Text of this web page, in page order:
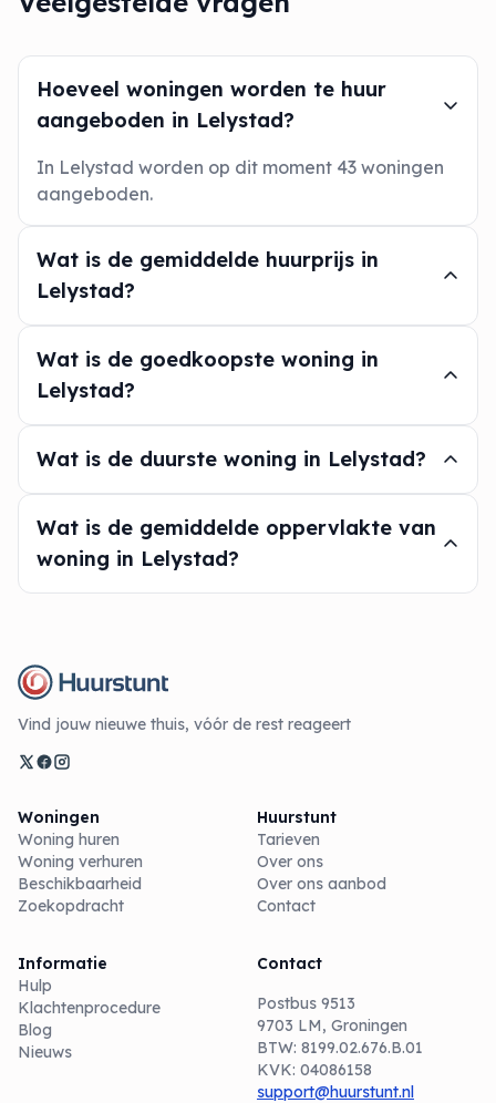
Hoeveel woningen worden te huur
aangeboden in Lelystad?
In Lelystad worden op dit moment 43 woningen
aangeboden.
Wat is de gemiddelde huurprijs in
Lelystad?
Wat is de goedkoopste woning in
Lelystad?
Wat is de duurste woning in Lelystad?
Wat is de gemiddelde oppervlakte van
woning in Lelystad?
Vind jouw nieuwe thuis, vóór de rest reageert
Woningen
Woning huren
Woning verhuren
Beschikbaarheid
Zoekopdracht
Huurstunt
Tarieven
Over ons
Over ons aanbod
Contact
Informatie
Hulp
Klachtenprocedure
Blog
Nieuws
Contact
Postbus 9513
9703 LM, Groningen
BTW: 8199.02.676.B.01
KVK: 04086158
support@huurstunt.nl